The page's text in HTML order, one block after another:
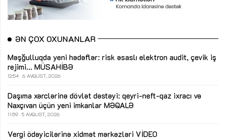
ƏN ÇOX OXUNANLAR
Məşğulluqda yeni hədəflər: risk əsaslı elektron audit, çevik iş
rejimi... MÜSAHİBƏ
12:54 6 AVQUST, 2026
Daşıma xərclərinə dövlət dəstəyi: qeyri-neft-qaz ixracı və
Naxçıvan üçün yeni imkanlar MƏQALƏ
11:59 5 AVQUST, 2026
Vergi ödəyicilərinə xidmət mərkəzləri VİDEO